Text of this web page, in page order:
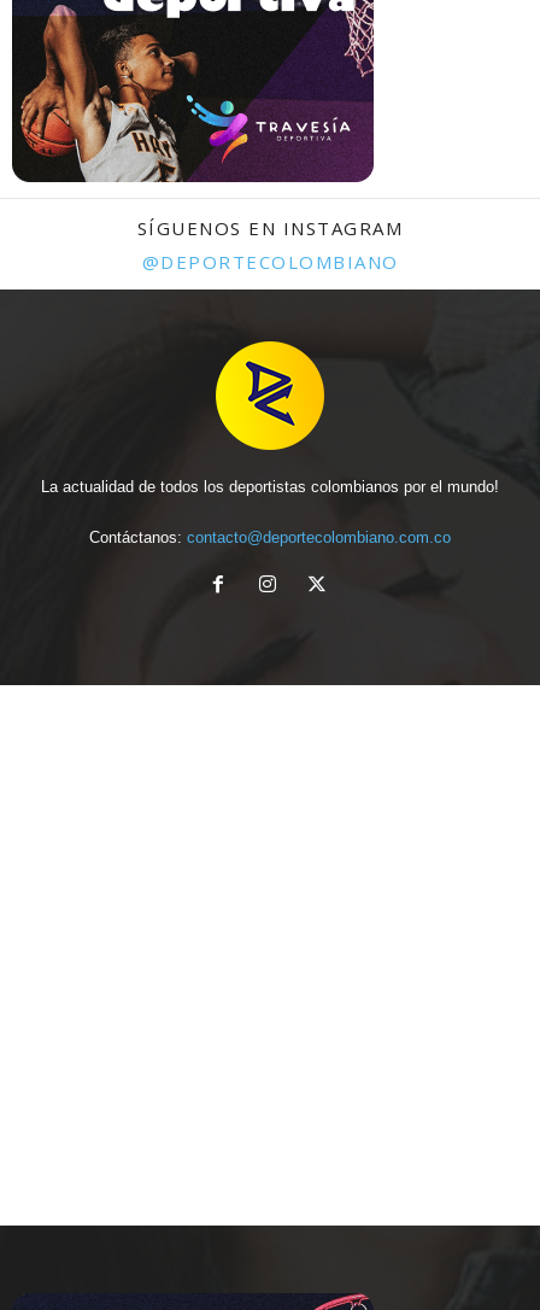
SÍGUENOS EN INSTAGRAM
@DEPORTECOLOMBIANO
La actualidad de todos los deportistas colombianos por el mundo!
Contáctanos: contacto@deportecolombiano.com.co